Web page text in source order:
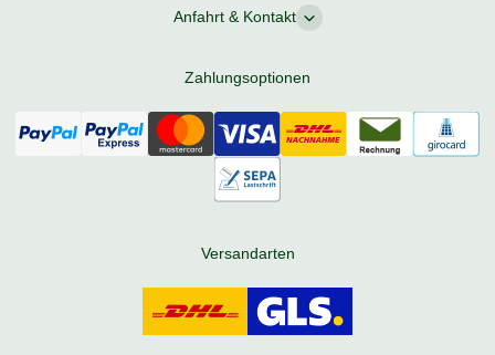
Anfahrt & Kontakt
Zahlungsoptionen
Versandarten